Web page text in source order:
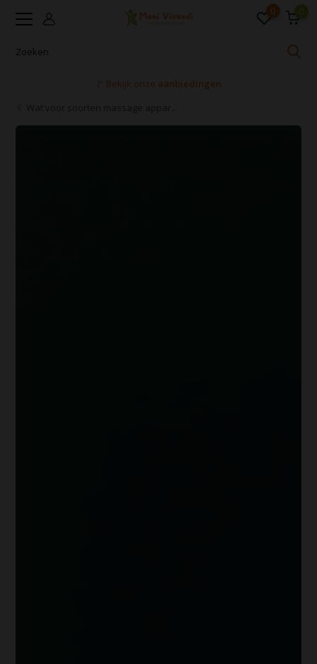
0 0
Voor 16:00 uur besteld, dezelfde dag verzonden